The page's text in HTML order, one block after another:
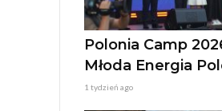
Polonia Camp
Młoda Energia
1 tydzień ago